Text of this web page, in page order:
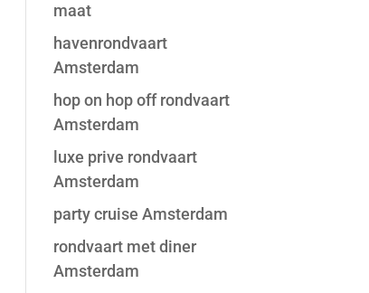
maat
havenrondvaart
Amsterdam
hop on hop off rondvaart
Amsterdam
luxe prive rondvaart
Amsterdam
party cruise Amsterdam
rondvaart met diner
Amsterdam